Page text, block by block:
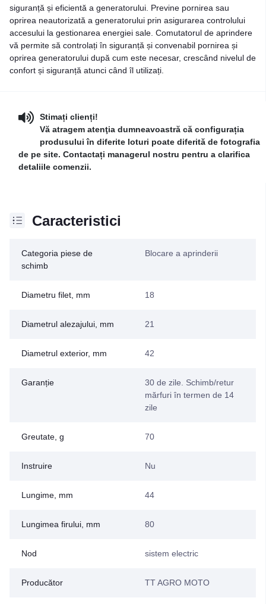
siguranță și eficientă a generatorului. Previne pornirea sau
oprirea neautorizată a generatorului prin asigurarea controlului
accesului la gestionarea energiei sale. Comutatorul de aprindere
vă permite să controlați în siguranță și convenabil pornirea și
oprirea generatorului după cum este necesar, crescând nivelul de
confort și siguranță atunci când îl utilizați.
Stimați clienți!
Vă atragem atenţia dumneavoastră că configurația
produsului în diferite loturi poate diferită de fotografia
de pe site. Contactați managerul nostru pentru a clarifica
detaliile comenzii.
Caracteristici
Categoria piese de
schimb
Blocare a aprinderii
Diametru filet, mm 18
Diametrul alezajului, mm 21
Diametrul exterior, mm 42
Garanție
30 de zile. Schimb/retur
mărfuri în termen de 14
zile
Greutate, g 70
Instruire Nu
Lungime, mm 44
Lungimea firului, mm 80
Nod sistem electric
Producător TT AGRO MOTO